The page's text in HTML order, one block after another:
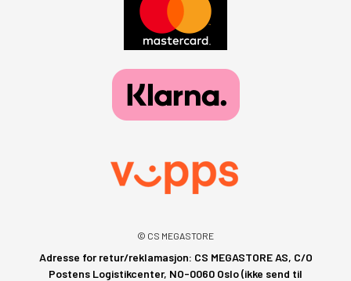
© CS MEGASTORE
Adresse for retur/reklamasjon: CS MEGASTORE AS, C/O
Postens Logistikcenter, NO-0060 Oslo (ikke send til